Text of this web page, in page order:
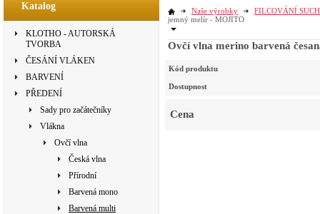
Katalog
KLOTHO - AUTORSKÁ
TVORBA
ČESÁNÍ VLÁKEN
BARVENÍ
PŘEDENÍ
Sady pro začátečníky
Vlákna
Ovčí vlna
Česká vlna
Přírodní
Barvená mono
Barvená multi
Naše výrobky
FILCOVÁNÍ
jemný melír - MOJITO
Ovčí vlna merino barvená
Kód produktu
Dostupnost
Cena